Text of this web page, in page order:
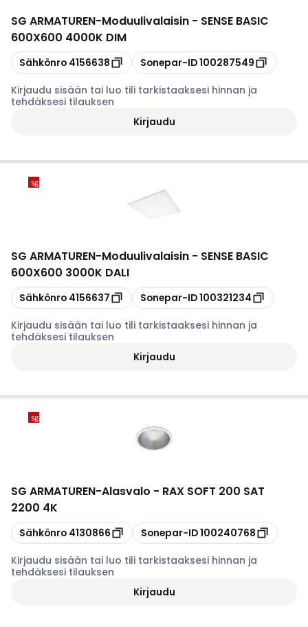
SG ARMATUREN-Moduulivalaisin - SENSE BASIC
600X600 4000K DIM
Kopioi
Sähkönro 4156638 Kopioi
Sonepar-ID100287549
Kirjaudu sisään tai luo tili tarkistaaksesi hinnan ja
tehdäksesi tilauksen
Kirjaudu
SG ARMATUREN-Moduulivalaisin - SENSE BASIC
600X600 3000K DALI
Kopioi
Sähkönro 4156637 Kopioi
Sonepar-ID100321234
Kirjaudu sisään tai luo tili tarkistaaksesi hinnan ja
tehdäksesi tilauksen
Kirjaudu
SG ARMATUREN-Alasvalo - RAX SOFT 200 SAT
2200 4K
Kopioi
Sähkönro 4130866 Kopioi
Sonepar-ID100240768
Kirjaudu sisään tai luo tili tarkistaaksesi hinnan ja
tehdäksesi tilauksen
Kirjaudu